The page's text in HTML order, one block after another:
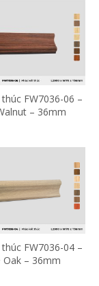
FW7036-06 –
– 36mm
FW7036-04 –
Oak – 36mm